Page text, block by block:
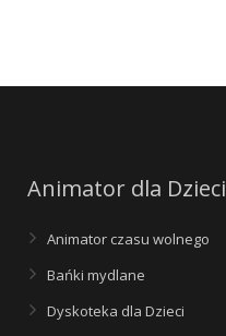
Animator dla Dzieci
Animator czasu wolnego
Bańki mydlane
Dyskoteka dla Dzieci